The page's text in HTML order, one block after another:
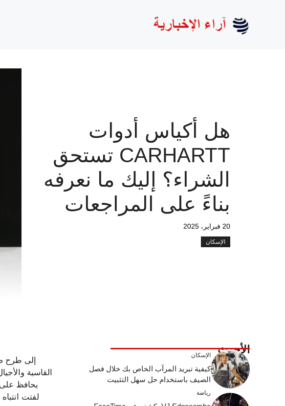
هل أكياس أدوات
CARHARTT تستحق
الشراء؟ إليك ما نعرفه
بناءً على المراجعات
20 فبراير، 2025
الإسكان
القاسية
يحافظ على
لفتت
الأحدث الإسكان
كيفية تبريد المرآب الخاص بك خلال فصل
الصيف باستخدام حل سهل التثبيت
رياضة